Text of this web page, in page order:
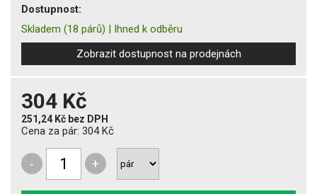
Dostupnost:
Skladem (18 párů) | Ihned k odběru
Zobrazit dostupnost na prodejnách
304 Kč
251,24 Kč bez DPH
Cena za pár: 304 Kč
- +